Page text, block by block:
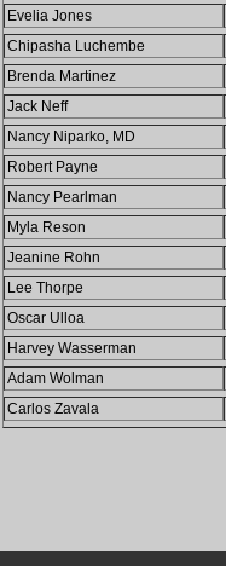
Evelia Jones
Chipasha Luchembe
Brenda Martinez
Jack Neff
Nancy Niparko, MD
Robert Payne
Nancy Pearlman
Myla Reson
Jeanine Rohn
Lee Thorpe
Oscar Ulloa
Harvey Wasserman
Adam Wolman
Carlos Zavala